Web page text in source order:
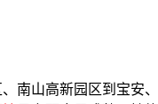
南山高新园区到宝安